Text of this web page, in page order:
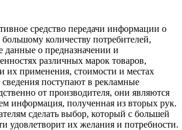
средство передачи информации о
количеству потребителей,
о предназначении и
различных марок товаров,
их применения, стоимости и местах
поступают в рекламные
от производителя, они являются
информация, полученная из вторых рук.
сделать выбор, который с большей
удовлетворит их желания и потребности.